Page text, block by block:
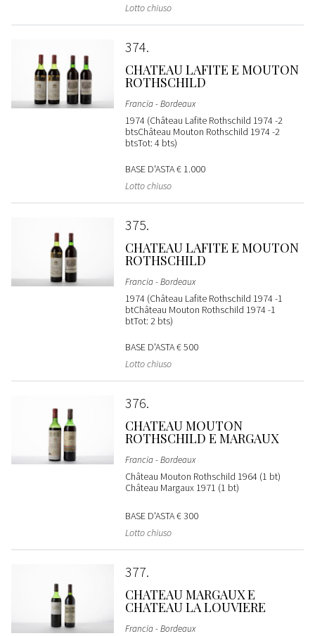
Lotto chiuso
374
CHATEAU LAFITE E MOUTON
ROTHSCHILD
Francia - Bordeaux
1974 (Château Lafite Rothschild 1974 -2
btsChâteau Mouton Rothschild 1974 -2
btsTot: 4 bts)
BASE D'ASTA€ 1.000
Lotto chiuso
375
CHATEAU LAFITE E MOUTON
ROTHSCHILD
Francia - Bordeaux
1974 (Château Lafite Rothschild 1974 -1
btChâteau Mouton Rothschild 1974 -1
btTot: 2 bts)
BASE D'ASTA€ 500
Lotto chiuso
376
CHATEAU MOUTON
ROTHSCHILD E MARGAUX
Francia - Bordeaux
Château Mouton Rothschild 1964 (1 bt)
Château Margaux 1971 (1 bt)
BASE D'ASTA€ 300
Lotto chiuso
377
CHATEAU MARGAUX E
CHATEAU LA LOUVIERE
Francia - Bordeaux